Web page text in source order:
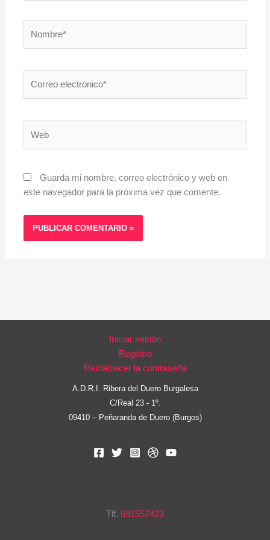
Guarda mi nombre, correo electrónico y web en
este navegador para la próxima vez que comente.
Iniciar sesión
Registro
A.D.R.I. Ribera del Duero Burgalesa
C/Real 23 - 1º.
Tlf.691557423
rv@riberadeldueroburgalesa.com